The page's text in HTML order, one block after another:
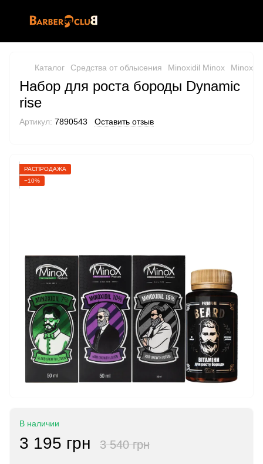
Каталог Средства от облысения Minoxidil Minox
Набор для роста бороды Dynamic
rise
Артикул: 7890543 Оставить отзыв
РАСПРОДАЖА
−10%
В наличии
3 195 грн 3 540 грн